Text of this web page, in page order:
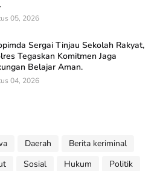
05, 2026
Sergai Tinjau Sekolah Rakyat,
Tegaskan Komitmen Jaga
Belajar Aman.
04, 2026
Daerah
Berita keriminal
Sosial Hukum
Politik